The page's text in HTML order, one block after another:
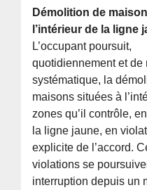
Démolition de
l’intérieur de la ligne
L’occupant poursuit,
quotidiennement et de
systématique, la
maisons situées à
zones qu’il contrôle,
la ligne jaune, en
explicite de l’accord.
violations se
interruption depuis un